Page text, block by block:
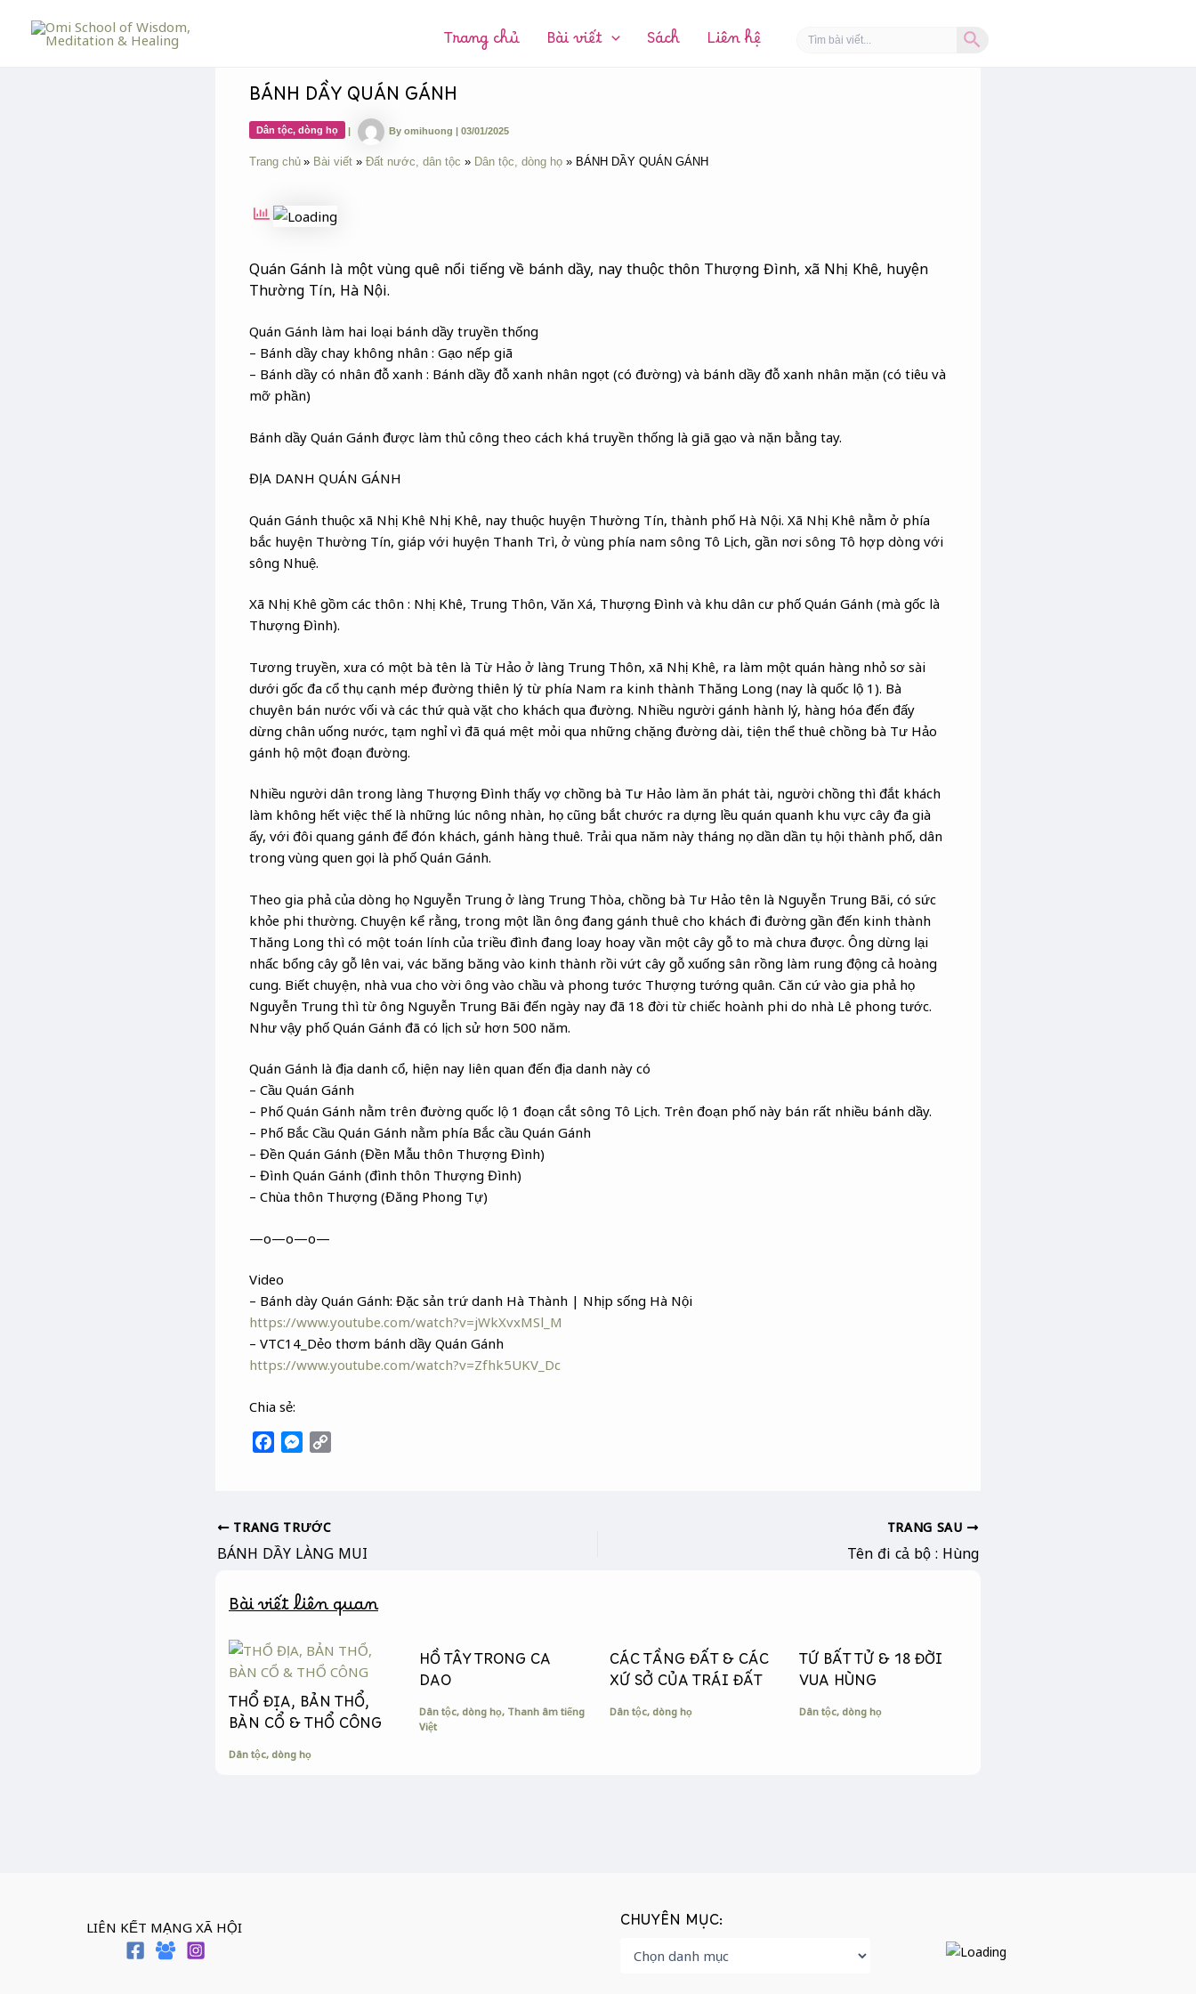
Trang chủ Bài viết Sách Liên hệ Search
for:
BÁNH DẦY QUÁN GÁNH
Dân tộc, dòng họ | By omihuong | 03/01/2025
Trang chủ Bài viết Đất nước, dân tộc Dân tộc, dòng họ BÁNH DẦY QUÁN GÁNH
Quán Gánh là một vùng quê nổi tiếng về bánh dầy, nay thuộc thôn Thượng Đình, xã Nhị Khê, huyện
Thường Tín, Hà Nội.
Quán Gánh làm hai loại bánh dầy truyền thống
– Bánh dầy chay không nhân : Gạo nếp giã
– Bánh dầy có nhân đỗ xanh : Bánh dầy đỗ xanh nhân ngọt (có đường) và bánh dầy đỗ xanh nhân mặn (có tiêu và
mỡ phần)
Bánh dầy Quán Gánh được làm thủ công theo cách khá truyền thống là giã gạo và nặn bằng tay.
ĐỊA DANH QUÁN GÁNH
Quán Gánh thuộc xã Nhị Khê Nhị Khê, nay thuộc huyện Thường Tín, thành phố Hà Nội. Xã Nhị Khê nằm ở phía
bắc huyện Thường Tín, giáp với huyện Thanh Trì, ở vùng phía nam sông Tô Lịch, gần nơi sông Tô hợp dòng với
sông Nhuệ.
Xã Nhị Khê gồm các thôn : Nhị Khê, Trung Thôn, Văn Xá, Thượng Đình và khu dân cư phố Quán Gánh (mà gốc là
Thượng Đình).
Tương truyền, xưa có một bà tên là Từ Hảo ở làng Trung Thôn, xã Nhị Khê, ra làm một quán hàng nhỏ sơ sài
dưới gốc đa cổ thụ cạnh mép đường thiên lý từ phía Nam ra kinh thành Thăng Long (nay là quốc lộ 1). Bà
chuyên bán nước vối và các thứ quà vặt cho khách qua đường. Nhiều người gánh hành lý, hàng hóa đến đấy
dừng chân uống nước, tạm nghỉ vì đã quá mệt mỏi qua những chặng đường dài, tiện thể thuê chồng bà Tư Hảo
gánh hộ một đoạn đường.
Nhiều người dân trong làng Thượng Đình thấy vợ chồng bà Tư Hảo làm ăn phát tài, người chồng thì đắt khách
làm không hết việc thế là những lúc nông nhàn, họ cũng bắt chước ra dựng lều quán quanh khu vực cây đa già
ấy, với đôi quang gánh để đón khách, gánh hàng thuê. Trải qua năm này tháng nọ dần dần tụ hội thành phố, dân
trong vùng quen gọi là phố Quán Gánh.
Theo gia phả của dòng họ Nguyễn Trung ở làng Trung Thòa, chồng bà Tư Hảo tên là Nguyễn Trung Bãi, có sức
khỏe phi thường. Chuyện kể rằng, trong một lần ông đang gánh thuê cho khách đi đường gần đến kinh thành
Thăng Long thì có một toán lính của triều đình đang loay hoay vần một cây gỗ to mà chưa được. Ông dừng lại
nhấc bổng cây gỗ lên vai, vác băng băng vào kinh thành rồi vứt cây gỗ xuống sân rồng làm rung động cả hoàng
cung. Biết chuyện, nhà vua cho vời ông vào chầu và phong tước Thượng tướng quân. Căn cứ vào gia phả họ
Nguyễn Trung thì từ ông Nguyễn Trung Bãi đến ngày nay đã 18 đời từ chiếc hoành phi do nhà Lê phong tước.
Như vậy phố Quán Gánh đã có lịch sử hơn 500 năm.
Quán Gánh là địa danh cổ, hiện nay liên quan đến địa danh này có
– Cầu Quán Gánh
– Phố Quán Gánh nằm trên đường quốc lộ 1 đoạn cắt sông Tô Lịch. Trên đoạn phố này bán rất nhiều bánh dầy.
– Phố Bắc Cầu Quán Gánh nằm phía Bắc cầu Quán Gánh
– Đền Quán Gánh (Đền Mẫu thôn Thượng Đình)
– Đình Quán Gánh (đình thôn Thượng Đình)
– Chùa thôn Thượng (Đăng Phong Tự)
—o—o—o—
Video
– Bánh dày Quán Gánh: Đặc sản trứ danh Hà Thành | Nhịp sống Hà Nội
https://www.youtube.com/watch?v=jWkXvxMSl_M
– VTC14_Dẻo thơm bánh dầy Quán Gánh
https://www.youtube.com/watch?v=Zfhk5UKV_Dc
Chia sẻ:
b
o
k
M
e
n
e
r
L
i
TRANG TRƯỚC
BÁNH DẦY LÀNG MUI
TRANG SAU
Tên đi cả bộ : Hùng
Bài viết liên quan
THỔ ĐỊA, BẢN THỔ,
BÀN CỔ & THỔ CÔNG
Dân tộc, dòng họ
HỒ TÂY TRONG CA
DAO
Dân tộc, dòng họ, Thanh âm tiếng
Việt
CÁC TẦNG ĐẤT & CÁC
XỨ SỞ CỦA TRÁI ĐẤT
Dân tộc, dòng họ
TỨ BẤT TỬ & 18 ĐỜI
VUA HÙNG
Dân tộc, dòng họ
LIÊN KẾT MẠNG XÃ HỘI CHUYÊN MỤC: